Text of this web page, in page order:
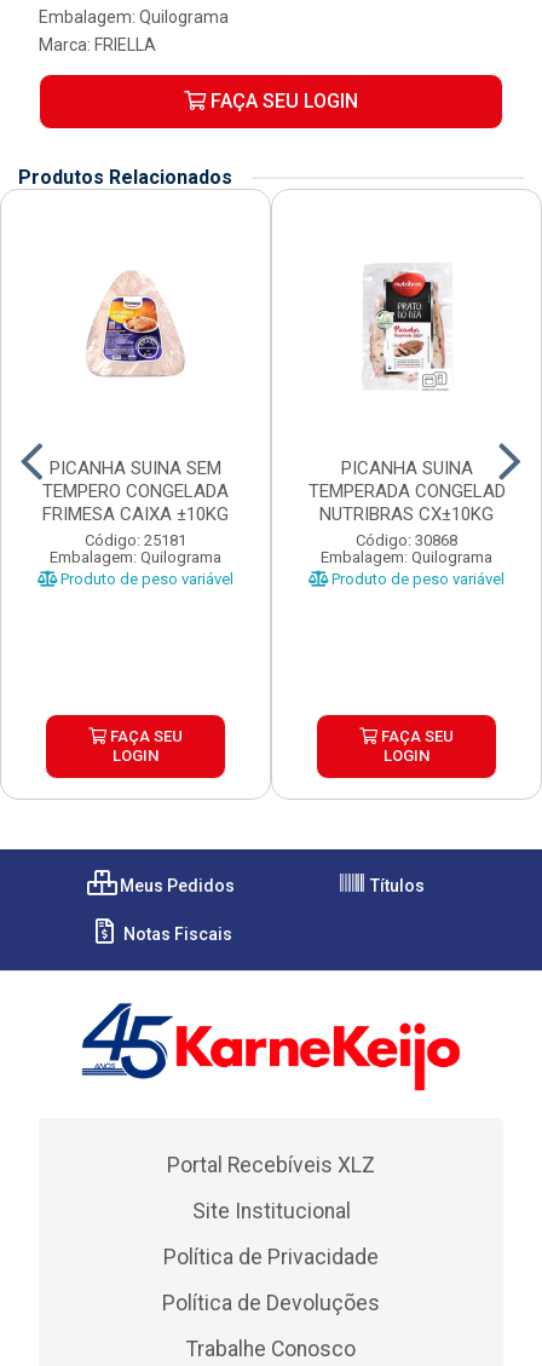
Embalagem: Quilograma
Marca: FRIELLA
FAÇA SEU LOGIN
Produtos Relacionados
PICANHA SUINA SEM
TEMPERO CONGELADA
FRIMESA CAIXA ±10KG
Código: 25181
Embalagem: Quilograma
Produto de peso variável
FAÇA SEU
LOGIN
PICANHA SUINA
TEMPERADA CONGELAD
NUTRIBRAS CX±10KG
Código: 30868
Embalagem: Quilograma
Produto de peso variável
FAÇA SEU
LOGIN
Meus Pedidos Títulos
Notas Fiscais
Portal Recebíveis XLZ
Site Institucional
Política de Privacidade
Política de Devoluções
Trabalhe Conosco